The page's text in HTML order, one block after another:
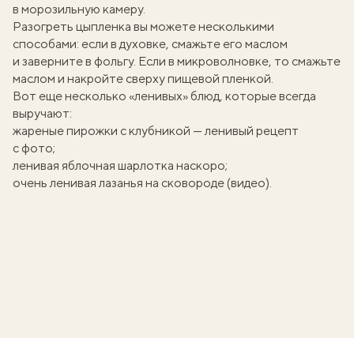
в морозильную камеру.
Разогреть цыпленка вы можете несколькими
способами: если в духовке, смажьте его маслом
и заверните в фольгу. Если в микроволновке, то смажьте
маслом и накройте сверху пищевой пленкой.
Вот еще несколько «ленивых» блюд, которые всегда
выручают:
жареные пирожки с клубникой — ленивый рецепт
с фото;
ленивая яблочная шарлотка наскоро;
очень ленивая лазанья на сковороде (видео).